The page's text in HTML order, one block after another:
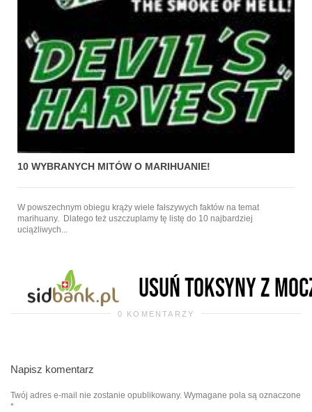
10 WYBRANYCH MITÓW O MARIHUANIE!
W powszechnym obiegu krąży wiele fałszywych faktów na temat
marihuany. Dlatego też uszczuplamy tę listę do 10 najbardziej
uciążliwych...
0 KOMENTARZY
Napisz komentarz
Twój adres e-mail nie zostanie opublikowany. Wymagane pola są oznaczone
*